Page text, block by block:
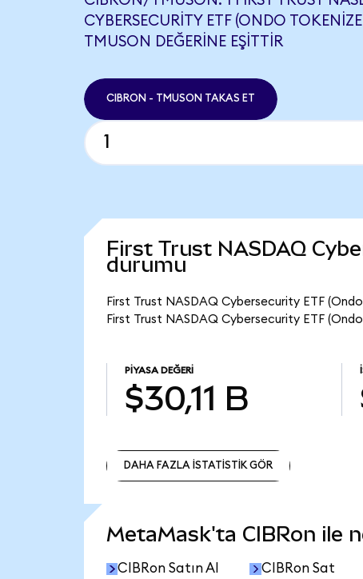
CYBERSECURITY ETF (ONDO
TMUSON DEĞERINE EŞITTIR
CIBRON - TMUSON TAKAS ET
First Trust NASDAQ
durumu
First Trust NASDAQ Cybersecurity ETF
First Trust NASDAQ Cybersecurity ETF
PIYASA DEĞERI
$30,11 B
DAHA FAZLA İSTATİSTİK GÖR
MetaMask'ta CIBRon ile
CIBRon Satın Al CIBRon Sat